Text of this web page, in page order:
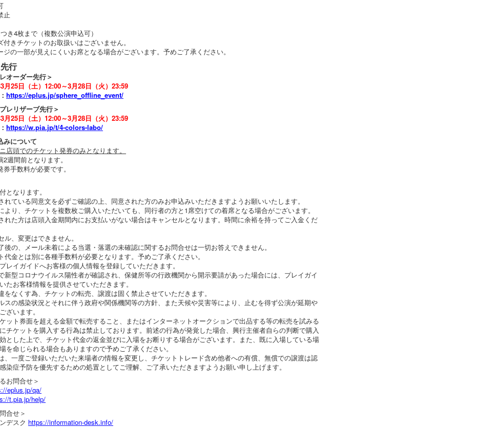
止
き4枚まで（複数公演申込可）
きチケットのお取扱いはございません。
の一部が見えにくいお席となる場合がございます。予めご了承ください。
行
オーダー先行＞
月25日（土）12:00～3月28日（火）23:59
https://eplus.jp/sphere_offline_event/
レリザーブ先行＞
月25日（土）12:00～3月28日（火）23:59
https://w.pia.jp/t/4-colors-labo/
みについて
店頭でのチケット発券のみとなります。
週間前となります。
手数料が必要です。
なります。
ている同意文を必ずご確認の上、同意された方のみお申込みいただきますようお願いいたします。
り、チケットを複数枚ご購入いただいても、同行者の方と1席空けての着席となる場合がございます。
れた方は店頭入金期間内にお支払いがない場合はキャンセルとなります。時間に余裕を持ってご入金くだ
、変更はできません。
の、メール未着による当選・落選の未確認に関するお問合せは一切お答えできません。
金とは別に各種手数料が必要となります。予めご了承ください。
イガイドへお客様の個人情報を登録していただきます。
新型コロナウイルス陽性者が確認され、保健所等の行政機関から開示要請があった場合には、プレイガイ
たお客様情報を提供させていただきます。
なくす為、チケットの転売、譲渡は固く禁止させていただきます。
スの感染状況とそれに伴う政府や関係機関等の方針、また天候や災害等により、止むを得ず公演が延期や
ざいます。
ット券面を超える金額で転売すること、またはインターネットオークションで出品する等の転売を試みる
チケットを購入する行為は禁止しております。前述の行為が発覚した場合、興行主催者自らの判断で購入
とした上で、チケット代金の返金並びに入場をお断りする場合がございます。また、既に入場している場
を命じられる場合もありますので予めご了承ください。
、一度ご登録いただいた来場者の情報を変更し、チケットトレード含め他者への有償、無償での譲渡は認
染症予防を優先するための処置としてご理解、ご了承いただきますようお願い申し上げます。
お問合せ＞
eplus.jp/qa/
t.pia.jp/help/
合せ＞
デスク https://information-desk.info/